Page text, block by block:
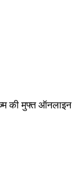
की मुफ्त ऑनलाइन